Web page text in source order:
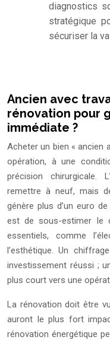
diagnostics
stratégique
sécuriser la
Ancien avec
rénovation pour
immédiate ?
Acheter un bien « ancien
opération, à une
précision chirurgicale.
remettre à neuf, mais
génère plus d’un euro
est de sous-estimer le
essentiels, comme
l’esthétique. Un
investissement réussi ;
plus court vers une
La rénovation doit être
auront le plus fort
rénovation énergétique